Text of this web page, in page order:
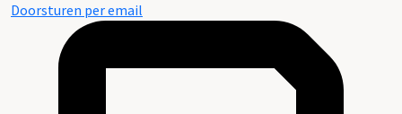
Doorsturen per email